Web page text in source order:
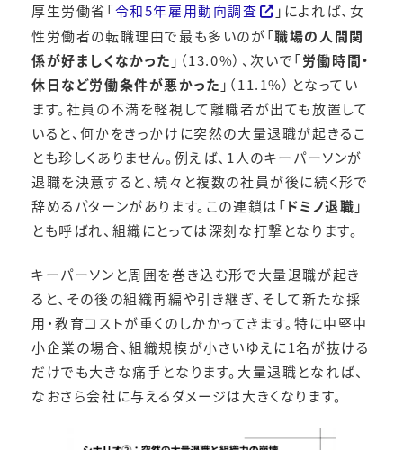
厚生労働省「令和5年雇用動向調査
」によれば、女
性労働者の転職理由で最も多いのが「職場の人間関
係が好ましくなかった 」（13.0%）、次いで「労働時間・
休日など労働条件が悪かった 」（11.1%）となってい
ます​。社員の不満を軽視して離職者が出ても放置して
いると、何かをきっかけに突然の大量退職が起きるこ
とも珍しくありません。例えば、1人のキーパーソンが
退職を決意すると、続々と複数の社員が後に続く形で
辞めるパターンがあります。この連鎖は「ドミノ退職 」
とも呼ばれ、組織にとっては深刻な打撃となります。
キーパーソンと周囲を巻き込む形で大量退職が起き
ると、その後の組織再編や引き継ぎ、そして新たな採
用・教育コストが重くのしかかってきます。特に中堅中
小企業の場合、組織規模が小さいゆえに1名が抜ける
だけでも大きな痛手となります。大量退職となれば、
なおさら会社に与えるダメージは大きくなります。